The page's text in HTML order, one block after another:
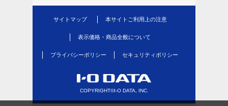
サイトマップ 本サイトご利用上の注意
表示価格・商品全般について
プライバシーポリシー セキュリティポリシー
COPYRIGHT©I-O DATA, INC.